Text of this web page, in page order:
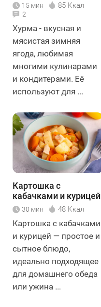
15 мин 85 Ккал
2
Хурма - вкусная и
мясистая зимняя
ягода, любимая
многими кулинарами
и кондитерами. Её
используют для ...
Картошка с
кабачками и курицей
30 мин 48 Ккал
Картошка с кабачками
и курицей — простое и
сытное блюдо,
идеально подходящее
для домашнего обеда
или ужина ...